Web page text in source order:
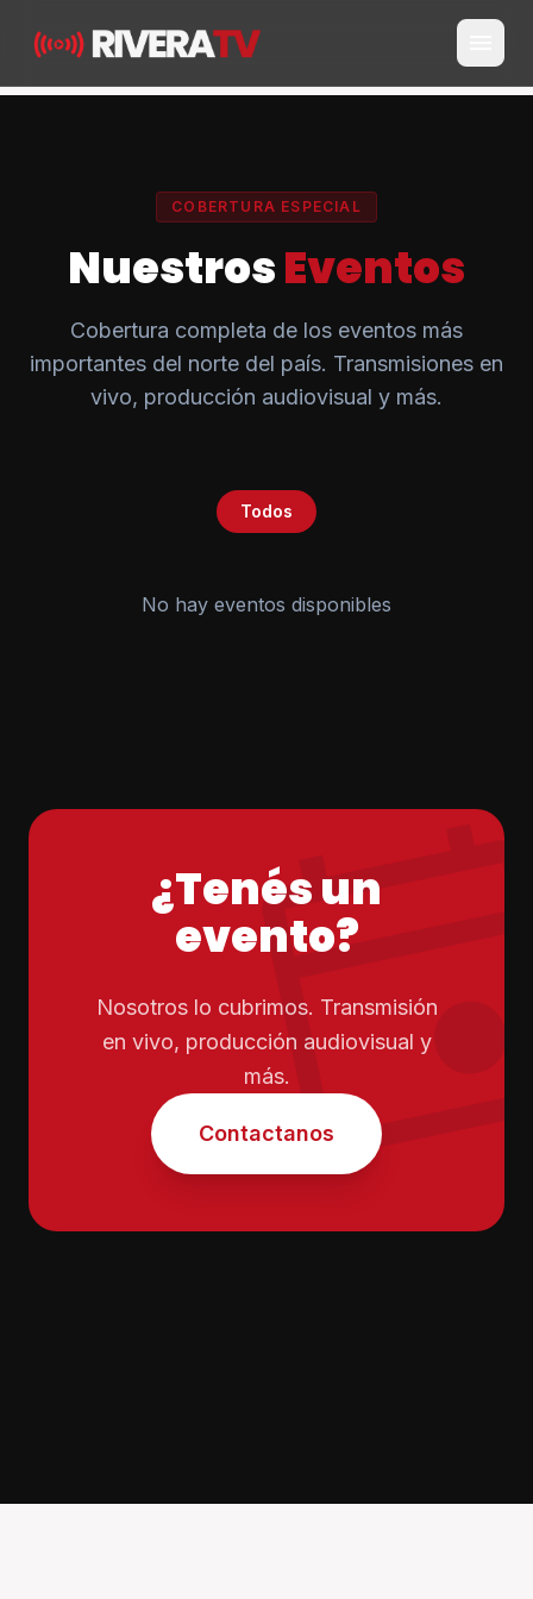
COBERTURA ESPECIAL
NuestrosEventos
Cobertura completa de los eventos más
importantes del norte del país. Transmisiones en
vivo, producción audiovisual y más.
Todos
No hay eventos disponibles
¿Tenés un
evento?
Nosotros lo cubrimos. Transmisión
en vivo, producción audiovisual y
más.
Contactanos